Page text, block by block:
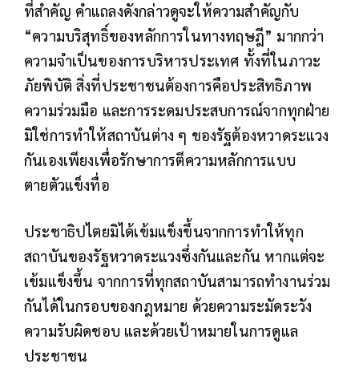
ที่สำคัญ คำแถลงดังกล่าวดูจะให้ความสำคัญกับ
“ความบริสุทธิ์ของหลักการในทางทฤษฎี” มากกว่า
ความจำเป็นของการบริหารประเทศ ทั้งที่ในภาวะ
ภัยพิบัติ สิ่งที่ประชาชนต้องการคือประสิทธิภาพ
ความร่วมมือ และการระดมประสบการณ์จากทุกฝ่าย
มิใช่การทำให้สถาบันต่าง ๆ ของรัฐต้องหวาดระแวง
กันเองเพียงเพื่อรักษาการตีความหลักการแบบ
ตายตัวแข็งทื่อ
ประชาธิปไตยมิได้เข้มแข็งขึ้นจากการทำให้ทุก
สถาบันของรัฐหวาดระแวงซึ่งกันและกัน หากแต่จะ
เข้มแข็งขึ้น จากการที่ทุกสถาบันสามารถทำงานร่วม
กันได้ในกรอบของกฎหมาย ด้วยความระมัดระวัง
ความรับผิดชอบ และด้วยเป้าหมายในการดูแล
ประชาชน